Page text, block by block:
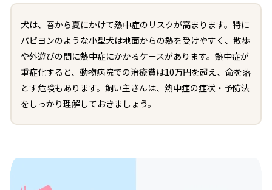
犬は、春から夏にかけて熱中症のリスクが高まります。特に
パピヨンのような小型犬は地面からの熱を受けやすく、散歩
や外遊びの間に熱中症にかかるケースがあります。熱中症が
重症化すると、動物病院での治療費は10万円を超え、命を落
とす危険もあります。飼い主さんは、熱中症の症状・予防法
をしっかり理解しておきましょう。